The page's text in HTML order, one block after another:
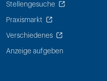
Stellengesuche
Praxismarkt
Verschiedenes
Anzeige aufgeben